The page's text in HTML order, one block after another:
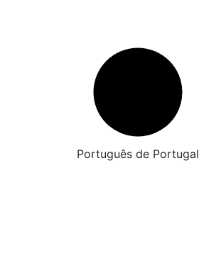
Português de Portugal